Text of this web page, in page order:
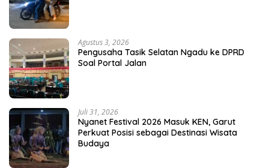
Agustus 3, 2026
Pengusaha Tasik Selatan Ngadu ke DPRD
Soal Portal Jalan
Juli 31, 2026
Nyanet Festival 2026 Masuk KEN, Garut
Perkuat Posisi sebagai Destinasi Wisata
Budaya